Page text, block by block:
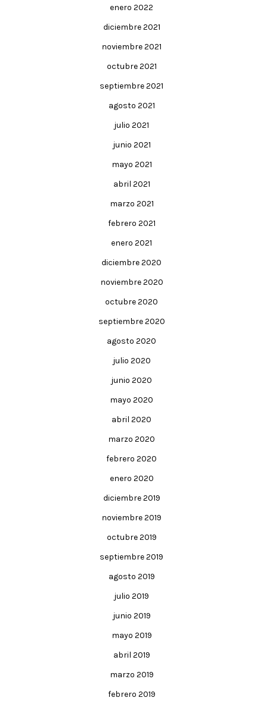
enero 2022
diciembre 2021
noviembre 2021
octubre 2021
septiembre 2021
agosto 2021
julio 2021
junio 2021
mayo 2021
abril 2021
marzo 2021
febrero 2021
enero 2021
diciembre 2020
noviembre 2020
octubre 2020
septiembre 2020
agosto 2020
julio 2020
junio 2020
mayo 2020
abril 2020
marzo 2020
febrero 2020
enero 2020
diciembre 2019
noviembre 2019
octubre 2019
septiembre 2019
agosto 2019
julio 2019
junio 2019
mayo 2019
abril 2019
marzo 2019
febrero 2019